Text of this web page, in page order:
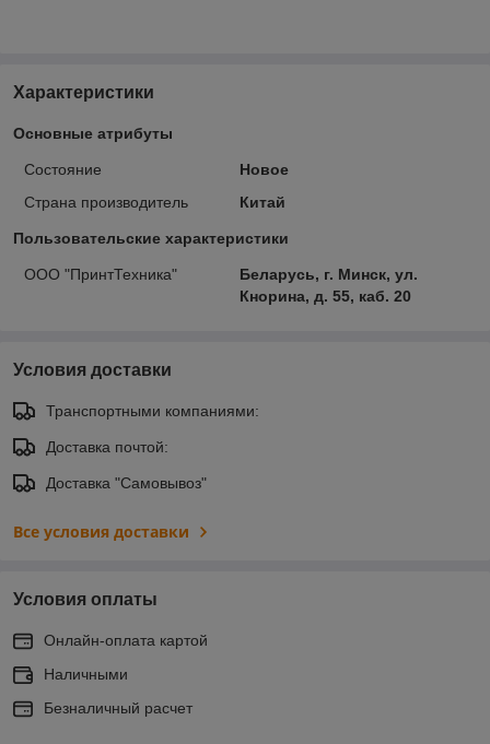
Характеристики
Основные атрибуты
Состояние
Новое
Страна производитель
Китай
Пользовательские характеристики
ООО "ПринтТехника"
Беларусь, г. Минск, ул.
Кнорина, д. 55, каб. 20
Условия доставки
Транспортными компаниями:
Доставка почтой:
Доставка "Самовывоз"
Все условия доставки
Условия оплаты
Онлайн-оплата картой
Наличными
Безналичный расчет